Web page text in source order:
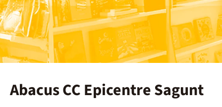
Abacus CC Epicentre Sagunt